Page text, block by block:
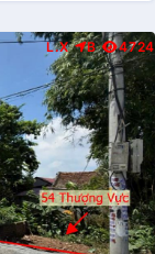
L.X B 4724